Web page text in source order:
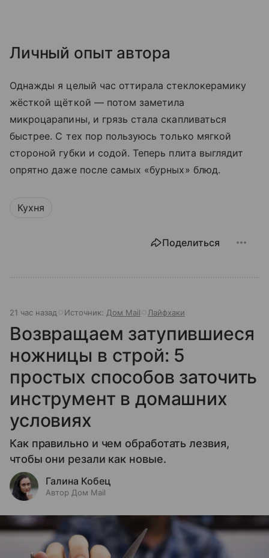
Личный опыт автора
Однажды я целый час оттирала стеклокерамику
жёсткой щёткой — потом заметила
микроцарапины, и грязь стала скапливаться
быстрее. С тех пор пользуюсь только мягкой
стороной губки и содой. Теперь плита выглядит
опрятно даже после самых «бурных» блюд.
Кухня
Поделиться
21 час назад Источник: Дом Mail Лайфхаки
Возвращаем затупившиеся
ножницы в строй: 5
простых способов заточить
инструмент в домашних
условиях
Как правильно и чем обработать лезвия,
чтобы они резали как новые.
Галина Кобец
Автор Дом Mail